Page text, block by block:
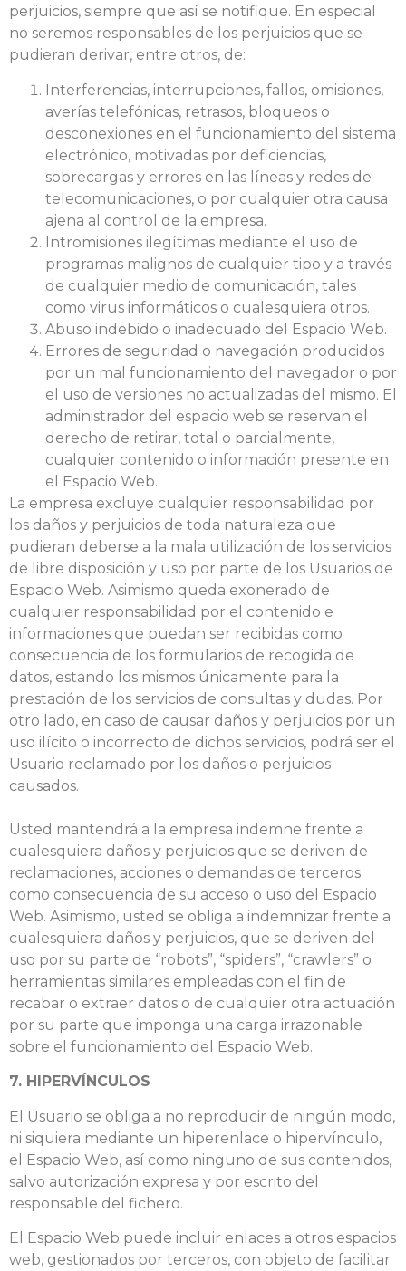
perjuicios, siempre que así se notifique. En especial
no seremos responsables de los perjuicios que se
pudieran derivar, entre otros, de:
Interferencias, interrupciones, fallos, omisiones,
averías telefónicas, retrasos, bloqueos o
desconexiones en el funcionamiento del sistema
electrónico, motivadas por deficiencias,
sobrecargas y errores en las líneas y redes de
telecomunicaciones, o por cualquier otra causa
ajena al control de la empresa.
Intromisiones ilegítimas mediante el uso de
programas malignos de cualquier tipo y a través
de cualquier medio de comunicación, tales
como virus informáticos o cualesquiera otros.
Abuso indebido o inadecuado del Espacio Web.
Errores de seguridad o navegación producidos
por un mal funcionamiento del navegador o por
el uso de versiones no actualizadas del mismo. El
administrador del espacio web se reservan el
derecho de retirar, total o parcialmente,
cualquier contenido o información presente en
el Espacio Web.
La empresa excluye cualquier responsabilidad por
los daños y perjuicios de toda naturaleza que
pudieran deberse a la mala utilización de los servicios
de libre disposición y uso por parte de los Usuarios de
Espacio Web. Asimismo queda exonerado de
cualquier responsabilidad por el contenido e
informaciones que puedan ser recibidas como
consecuencia de los formularios de recogida de
datos, estando los mismos únicamente para la
prestación de los servicios de consultas y dudas. Por
otro lado, en caso de causar daños y perjuicios por un
uso ilícito o incorrecto de dichos servicios, podrá ser el
Usuario reclamado por los daños o perjuicios
causados.
Usted mantendrá a la empresa indemne frente a
cualesquiera daños y perjuicios que se deriven de
reclamaciones, acciones o demandas de terceros
como consecuencia de su acceso o uso del Espacio
Web. Asimismo, usted se obliga a indemnizar frente a
cualesquiera daños y perjuicios, que se deriven del
uso por su parte de “robots”, “spiders”, “crawlers” o
herramientas similares empleadas con el fin de
recabar o extraer datos o de cualquier otra actuación
por su parte que imponga una carga irrazonable
sobre el funcionamiento del Espacio Web.
7. HIPERVÍNCULOS
El Usuario se obliga a no reproducir de ningún modo,
ni siquiera mediante un hiperenlace o hipervínculo,
el Espacio Web, así como ninguno de sus contenidos,
salvo autorización expresa y por escrito del
responsable del fichero.
El Espacio Web puede incluir enlaces a otros espacios
web, gestionados por terceros, con objeto de facilitar